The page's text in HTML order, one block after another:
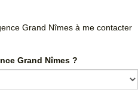
Grand Nîmes à me contacter
Grand Nîmes ?